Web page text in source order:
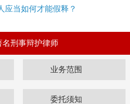
应当如何才能假释？
名刑事辩护律师
业务范围
委托须知